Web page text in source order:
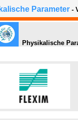
Parameter -
Physikalische